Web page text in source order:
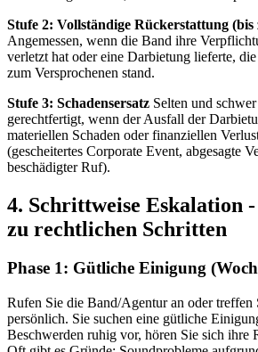
Stufe 2: Vollständige Rückerstattung (bis
Angemessen, wenn die Band ihre
verletzt hat oder eine Darbietung lieferte,
zum Versprochenen stand.
Stufe 3: Schadensersatz Selten und
gerechtfertigt, wenn der Ausfall der
materiellen Schaden oder finanziellen
(gescheitertes Corporate Event, abgesagte
beschädigter Ruf).
4. Schrittweise Eskalation
zu rechtlichen Schritten
Phase 1: Gütliche Einigung
Rufen Sie die Band/Agentur an oder treffen
persönlich. Sie suchen eine gütliche
Beschwerden ruhig vor, hören Sie sich ihre